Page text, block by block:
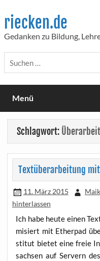
content
riecken.de
Gedanken zu Bildung,
Menü
Schlagwort:
Textüberarbeitung mit
11. März 2015
hinterlassen
Ich habe heu­te einen
mi­siert mit Ether­pad
sti­tut bie­tet eine freie
sach­sen auf Ser­vern